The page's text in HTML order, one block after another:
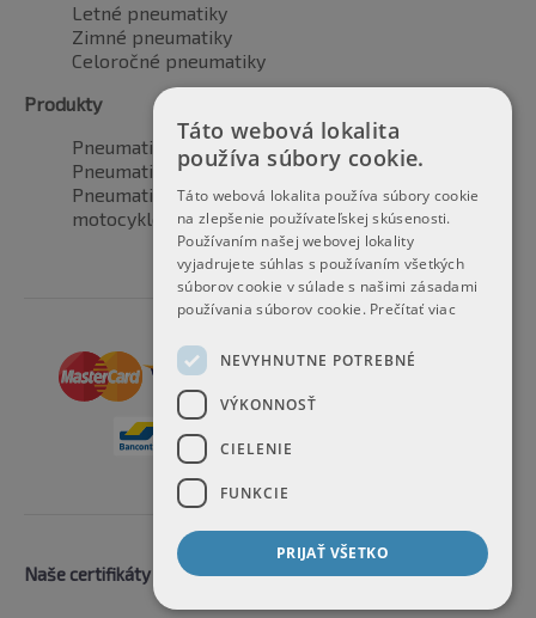
Letné pneumatiky
Zimné pneumatiky
Celoročné pneumatiky
Produkty
Pneumatiky pre automobily
Pneumatiky pre SUV / 4x4
Pneumatiky pre dodávku
motocyklové pneumatiky
Naše certifikáty
Táto webová lokalita
používa súbory cookie.
Táto webová lokalita používa súbory cookie
na zlepšenie používateľskej skúsenosti.
Používaním našej webovej lokality
vyjadrujete súhlas s používaním všetkých
súborov cookie v súlade s našimi zásadami
používania súborov cookie. Prečítať viac
NEVYHNUTNE POTREBNÉ
VÝKONNOSŤ
CIELENIE
FUNKCIE
PRIJAŤ VŠETKO